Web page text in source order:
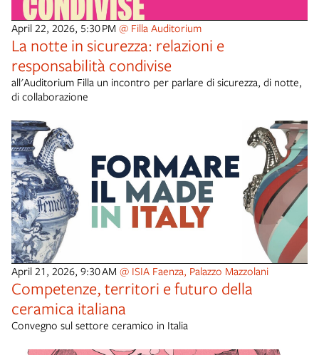
April 22, 2026, 5:30 PM @ Filla Auditorium
La notte in sicurezza: relazioni e
responsabilità condivise
all'Auditorium Filla un incontro per parlare di sicurezza, di notte,
di collaborazione
April 21, 2026, 9:30 AM @ ISIA Faenza, Palazzo Mazzolani
Competenze, territori e futuro della
ceramica italiana
Convegno sul settore ceramico in Italia